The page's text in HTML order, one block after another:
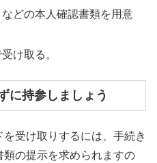
どの本人確認書類を用意
け取る。
に持参しましょう
受け取りするには、手続き
の提示を求められますの